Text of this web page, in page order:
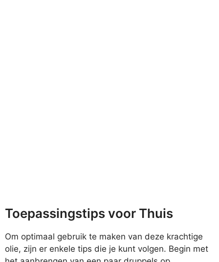
Toepassingstips voor Thuis
Om optimaal gebruik te maken van deze krachtige
olie, zijn er enkele tips die je kunt volgen. Begin met